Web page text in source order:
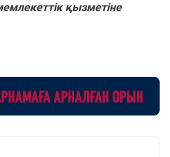
қызметіне